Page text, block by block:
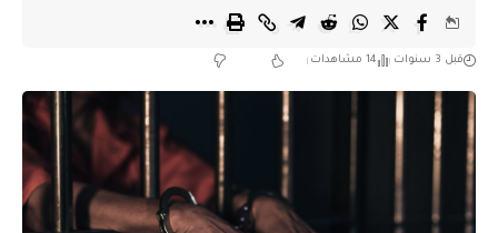
قبل 3 سنوات 14 مشاهدات